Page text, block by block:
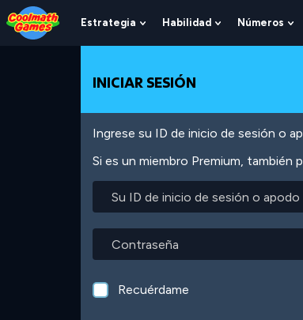
Skip
to
Top
Skip
to
Navigation
Skip
to
Main
Skip
to
Footer
Pasar
al
contenido
Estrategia
Show
Submenu
Estrategia
Habilidad
Show
Submenu
Números
INICIAR SESIÓN
Ingrese su ID de inicio de sesión o
Si es un miembro Premium,
inicio
sesión
o
apodoRecuérdame